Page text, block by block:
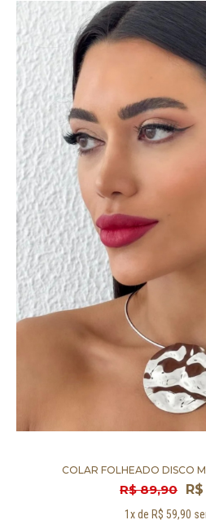
COLAR FOLHEADO DISCO
R$ 89,90
1x de R$ 59,90